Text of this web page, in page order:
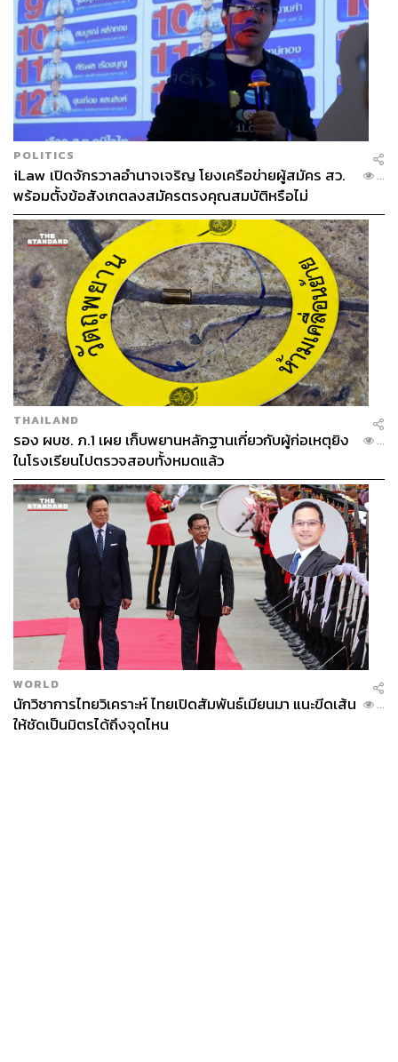
POLITICS
iLaw เปิดจักรวาลอำนาจเจริญ โยงเครือข่ายผู้สมัคร สว.
พร้อมตั้งข้อสังเกตลงสมัครตรงคุณสมบัติหรือไม่
...
THAILAND
รอง ผบช. ภ.1 เผย เก็บพยานหลักฐานเกี่ยวกับผู้ก่อเหตุยิง
ในโรงเรียนไปตรวจสอบทั้งหมดแล้ว
...
WORLD
นักวิชาการไทยวิเคราะห์ ไทยเปิดสัมพันธ์เมียนมา แนะขีดเส้น
ให้ชัดเป็นมิตรได้ถึงจุดไหน
...